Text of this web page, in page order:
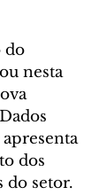
do
nesta
dos
do setor.